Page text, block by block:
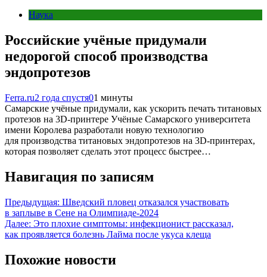
Наука
Российские учёные придумали
недорогой способ производства
эндопротезов
Ferra.ru2 года спустя01 минуты
Самарские учёные придумали, как ускорить печать титановых
протезов на 3D-принтере Учёные Самарского университета
имени Королева разработали новую технологию
для производства титановых эндопротезов на 3D-принтерах,
которая позволяет сделать этот процесс быстрее…
Навигация по записям
Предыдущая: Шведский пловец отказался участвовать
в заплыве в Сене на Олимпиаде-2024
Далее: Это плохие симптомы: инфекционист рассказал,
как проявляется болезнь Лайма после укуса клеща
Похожие новости